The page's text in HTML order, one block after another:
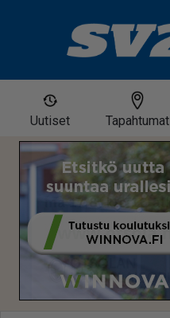
Uutiset Tapahtumat